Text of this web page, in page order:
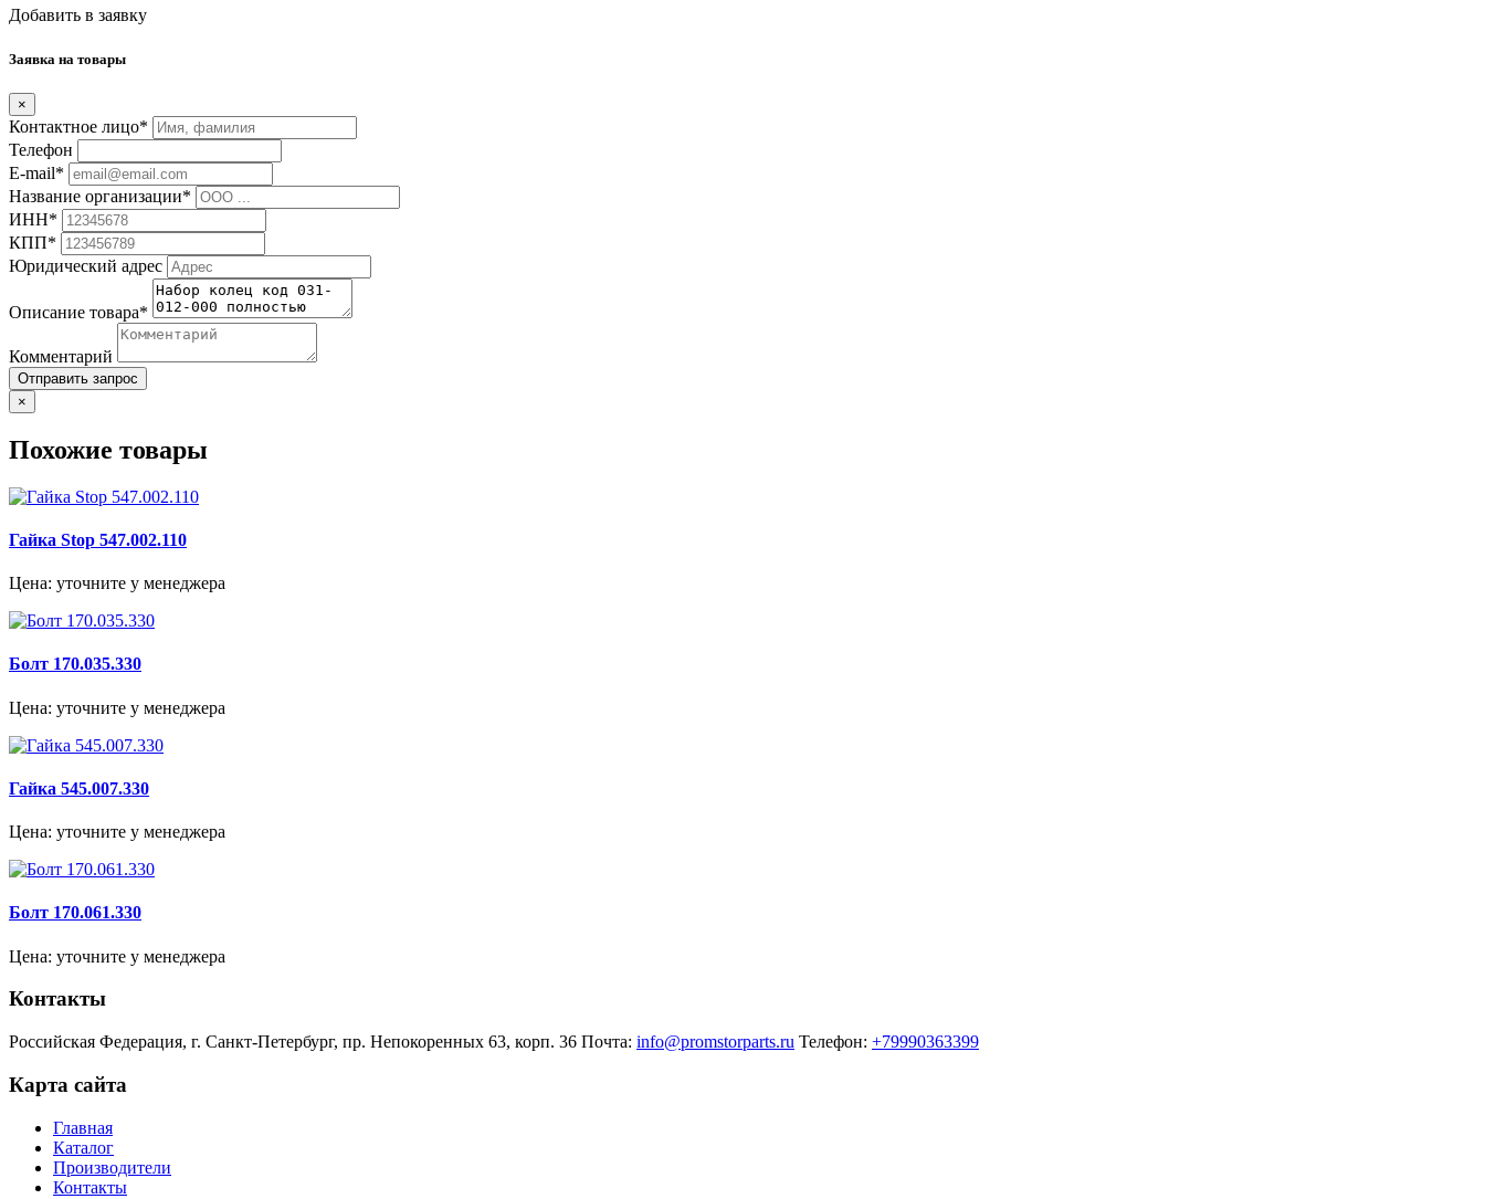
Добавить в заявку
Заявка на товары
×
Контактное лицо*
Телефон
E-mail*
Название организации*
ИНН*
КПП*
Юридический адрес
Описание товара*
Комментарий
Отправить запрос
×
Похожие товары
Гайка Stop 547.002.110
Цена: уточните у менеджера
Болт 170.035.330
Цена: уточните у менеджера
Гайка 545.007.330
Цена: уточните у менеджера
Болт 170.061.330
Цена: уточните у менеджера
Контакты
Российская Федерация, г. Санкт-Петербург, пр. Непокоренных 63, корп. 36 Почта: info@promstorparts.ru Телефон: +79990363399
Карта сайта
Главная
Каталог
Производители
Контакты